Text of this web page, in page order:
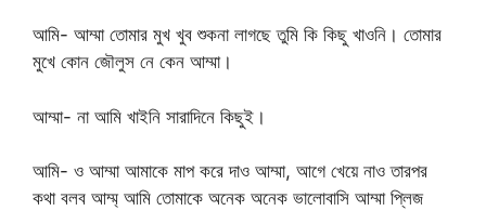
আমি- আম্মা তোমার মুখ খুব শুকনা লাগছে তুমি কি কিছু খাওনি। তোমার
মুখে কোন জৌলুস নে কেন আম্মা।
আম্মা- না আমি খাইনি সারাদিনে কিছুই।
আমি- ও আম্মা আমাকে মাপ করে দাও আম্মা, আগে খেয়ে নাও তারপর
কথা বলব আম্ম্‌ আমি তোমাকে অনেক অনেক ভালোবাসি আম্মা প্লিজ